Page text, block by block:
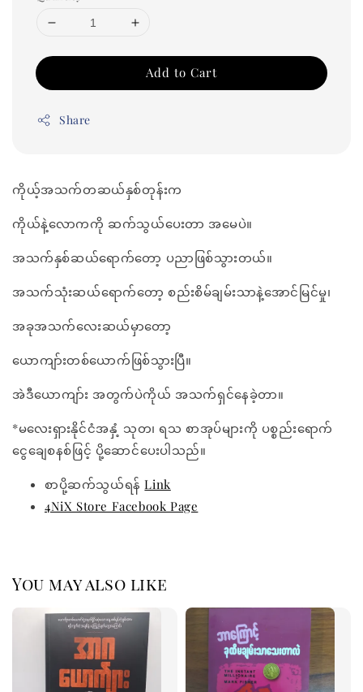
Add to Cart
Share
ကိုယ့်အသက်တဆယ်နှစ်တုန်းက
ကိုယ်နဲ့လောကကို ဆက်သွယ်ပေးတာ အမေပဲ။
အသက်နှစ်ဆယ်ရောက်တော့ ပညာဖြစ်သွားတယ်။
အသက်သုံးဆယ်ရောက်တော့ စည်းစိမ်ချမ်းသာနဲ့အောင်မြင်မှု၊
အခုအသက်လေးဆယ်မှာတော့
ယောကျာ်းတစ်ယောက်ဖြစ်သွားပြီ။
အဲဒီယောကျာ်း အတွက်ပဲကိုယ် အသက်ရှင်နေခဲ့တာ။
*မလေးရှားနိုင်ငံအနှံ့ သုတ၊ ရသ စာအုပ်များကို ပစ္စည်းရောက်
ငွေချေစနစ်ဖြင့် ပို့ဆောင်ပေးပါသည်။
စာပို့ဆက်သွယ်ရန်Link
4NiX Store Facebook Page
You may also like